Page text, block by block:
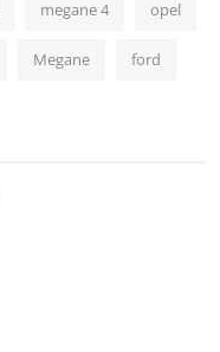
megane 4 opel
Megane ford